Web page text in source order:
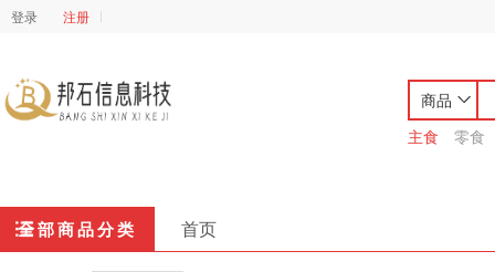
登录 注册
商品
主食
零食
全部商品分类 首页